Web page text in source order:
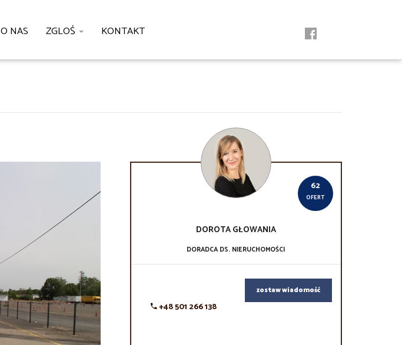
O NAS ZGLOŚ KONTAKT
62
OFERT
DOROTAGŁOWANIA
DORADCA DS. NIERUCHOMOŚCI
+48 501 266 138
zostaw wiadomość